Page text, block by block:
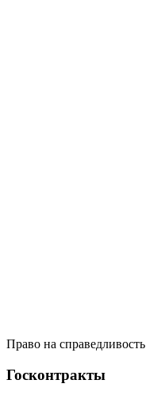
Право на справедливость
Госконтракты